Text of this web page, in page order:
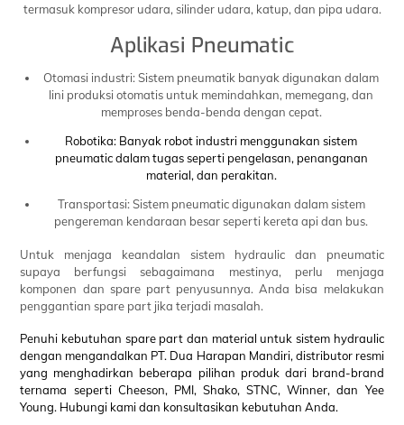
termasuk kompresor udara, silinder udara, katup, dan pipa udara.
Aplikasi Pneumatic
Otomasi industri: Sistem pneumatik banyak digunakan dalam
lini produksi otomatis untuk memindahkan, memegang, dan
memproses benda-benda dengan cepat.
Robotika: Banyak robot industri menggunakan sistem
pneumatic dalam tugas seperti pengelasan, penanganan
material, dan perakitan.
Transportasi: Sistem pneumatic digunakan dalam sistem
pengereman kendaraan besar seperti kereta api dan bus.
Untuk menjaga keandalan sistem hydraulic dan pneumatic
supaya berfungsi sebagaimana mestinya, perlu menjaga
komponen dan spare part penyusunnya. Anda bisa melakukan
penggantian spare part jika terjadi masalah.
Penuhi kebutuhan spare part dan material untuk sistem hydraulic
dengan mengandalkan PT. Dua Harapan Mandiri, distributor resmi
yang menghadirkan beberapa pilihan produk dari brand-brand
ternama seperti Cheeson, PMI, Shako, STNC, Winner, dan Yee
Young. Hubungi kami dan konsultasikan kebutuhan Anda.